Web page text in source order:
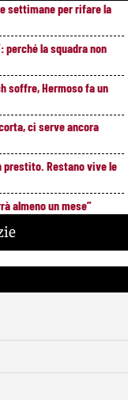
settimane per rifare la
perché la squadra non
soffre, Hermoso fa un
ci serve ancora
prestito. Restano vive le
almeno un mese”
Gasperini